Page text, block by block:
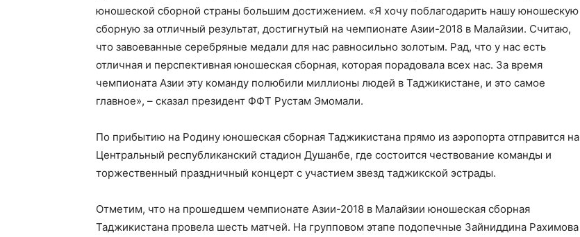
юношеской сборной страны большим достижением. «Я хочу поблагодарить нашу юношескую
сборную за отличный результат, достигнутый на чемпионате Азии-2018 в Малайзии. Считаю,
что завоеванные серебряные медали для нас равносильно золотым. Рад, что у нас есть
отличная и перспективная юношеская сборная, которая порадовала всех нас. За время
чемпионата Азии эту команду полюбили миллионы людей в Таджикистане, и это самое
главное», – сказал президент ФФТ Рустам Эмомали.
По прибытию на Родину юношеская сборная Таджикистана прямо из аэропорта отправится на
Центральный республиканский стадион Душанбе, где состоится чествование команды и
торжественный праздничный концерт с участием звезд таджикской эстрады.
Отметим, что на прошедшем чемпионате Азии-2018 в Малайзии юношеская сборная
Таджикистана провела шесть матчей. На групповом этапе подопечные Зайниддина Рахимова